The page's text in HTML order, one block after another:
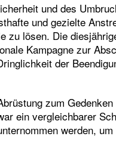
und des
und gezielte
zu lösen. Die
Kampagne zur
der
zum
ein vergleichbarer
werden,